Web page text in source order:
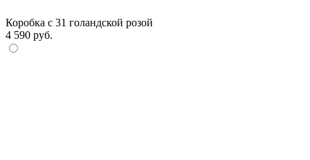
Коробка с 31 голандской розой
4 590 руб.